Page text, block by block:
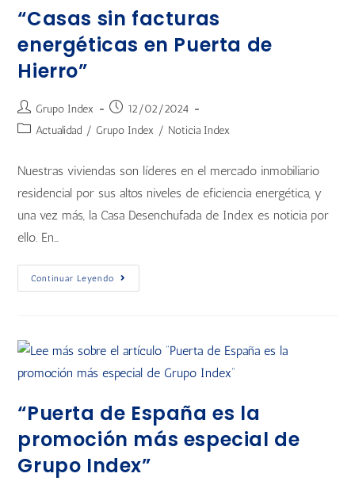
“Casas sin facturas
energéticas en Puerta de
Hierro”
Grupo Index
12/02/2024
Actualidad / Grupo Index / Noticia Index
Nuestras viviendas son líderes en el mercado inmobiliario
residencial por sus altos niveles de eficiencia energética, y
una vez más, la Casa Desenchufada de Index es noticia por
ello. En…
Continuar Leyendo
“Puerta de España es la
promoción más especial de
Grupo Index”